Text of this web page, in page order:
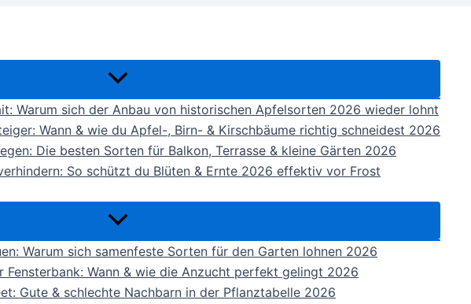
Warum sich der Anbau von historischen Apfelsorten 2026 wieder lohnt
Wann & wie du Apfel-, Birn- & Kirschbäume richtig schneidest 2026
Die besten Sorten für Balkon, Terrasse & kleine Gärten 2026
So schützt du Blüten & Ernte 2026 effektiv vor Frost
Warum sich samenfeste Sorten für den Garten lohnen 2026
Fensterbank: Wann & wie die Anzucht perfekt gelingt 2026
Gute & schlechte Nachbarn in der Pflanztabelle 2026